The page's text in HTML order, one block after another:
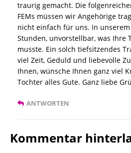
traurig gemacht. Die
FEMs müssen wir Angehörige
nicht einfach für uns. In unserem
Stunden, unvorstellbar, was Ihre
musste. Ein solch tiefsitzendes
viel Zeit, Geduld und liebevolle
Ihnen, wünsche Ihnen ganz viel
Tochter alles Gute. Ganz liebe
ANTWORTEN
Kommentar